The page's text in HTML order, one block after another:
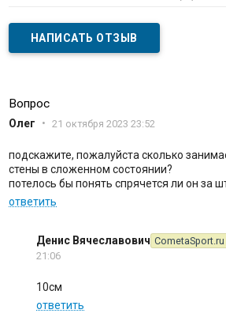
НАПИСАТЬ ОТЗЫВ
Вопрос
Олег • 21 октября 2023 23:52
подскажите, пожалуйста сколько
стены в сложенном состоянии?
потелось бы понять спрячется ли он за
ответить
Денис Вячеславович CometaSport.ru
21:06
10см
ответить